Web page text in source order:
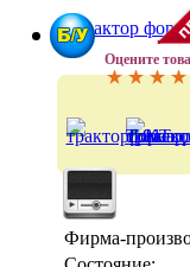
Оцените
Фирма-